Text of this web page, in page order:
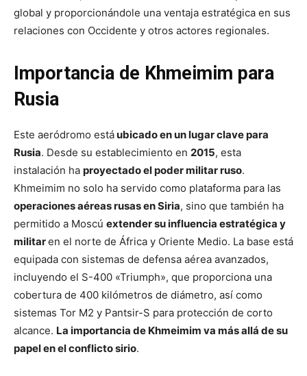
global y proporcionándole una ventaja estratégica en sus
relaciones con Occidente y otros actores regionales.
Importancia de Khmeimim para
Rusia
Este aeródromo estáubicado en un lugar clave para
Rusia. Desde su establecimiento en 2015, esta
instalación ha proyectado el poder militar ruso.
Khmeimim no solo ha servido como plataforma para las
operaciones aéreas rusas en Siria, sino que también ha
permitido a Moscú extender su influencia estratégica y
militaren el norte de África y Oriente Medio. La base está
equipada con sistemas de defensa aérea avanzados,
incluyendo el S-400 «Triumph», que proporciona una
cobertura de 400 kilómetros de diámetro, así como
sistemas Tor M2 y Pantsir-S para protección de corto
alcance. La importancia de Khmeimim va más allá de su
papel en el conflicto sirio.